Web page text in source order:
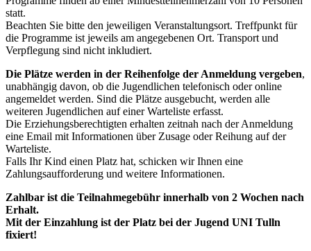
statt.
Beachten Sie bitte den jeweiligen Veranstaltungsort. Treffpunkt für
die Programme ist jeweils am angegebenen Ort. Transport und
Verpflegung sind nicht inkludiert.
Die Plätze werden in der Reihenfolge der Anmeldung vergeben,
unabhängig davon, ob die Jugendlichen telefonisch oder online
angemeldet werden. Sind die Plätze ausgebucht, werden alle
weiteren Jugendlichen auf einer Warteliste erfasst.
Die Erziehungsberechtigten erhalten zeitnah nach der Anmeldung
eine Email mit Informationen über Zusage oder Reihung auf der
Warteliste.
Falls Ihr Kind einen Platz hat, schicken wir Ihnen eine
Zahlungsaufforderung und weitere Informationen.
Zahlbar ist die Teilnahmegebühr innerhalb von 2 Wochen nach
Erhalt.
Mit der Einzahlung ist der Platz bei der Jugend UNI Tulln
fixiert!